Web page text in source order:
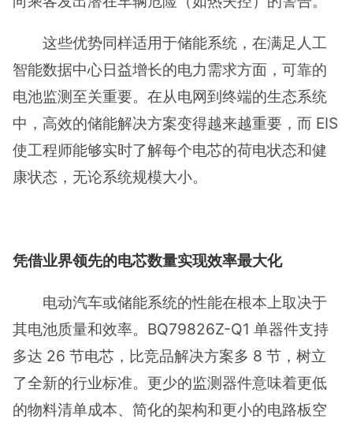
这些优势同样适用于储能系统，在满足人工
智能数据中心日益增长的电力需求方面，可靠的
电池监测至关重要。在从电网到终端的生态系统
中，高效的储能解决方案变得越来越重要，而 EIS
使工程师能够实时了解每个电芯的荷电状态和健
康状态，无论系统规模大小。
凭借业界领先的电芯数量实现效率最大化
电动汽车或储能系统的性能在根本上取决于
其电池质量和效率。BQ79826Z-Q1 单器件支持
多达 26 节电芯，比竞品解决方案多 8 节，树立
了全新的行业标准。更少的监测器件意味着更低
的物料清单成本、简化的架构和更小的电路板空